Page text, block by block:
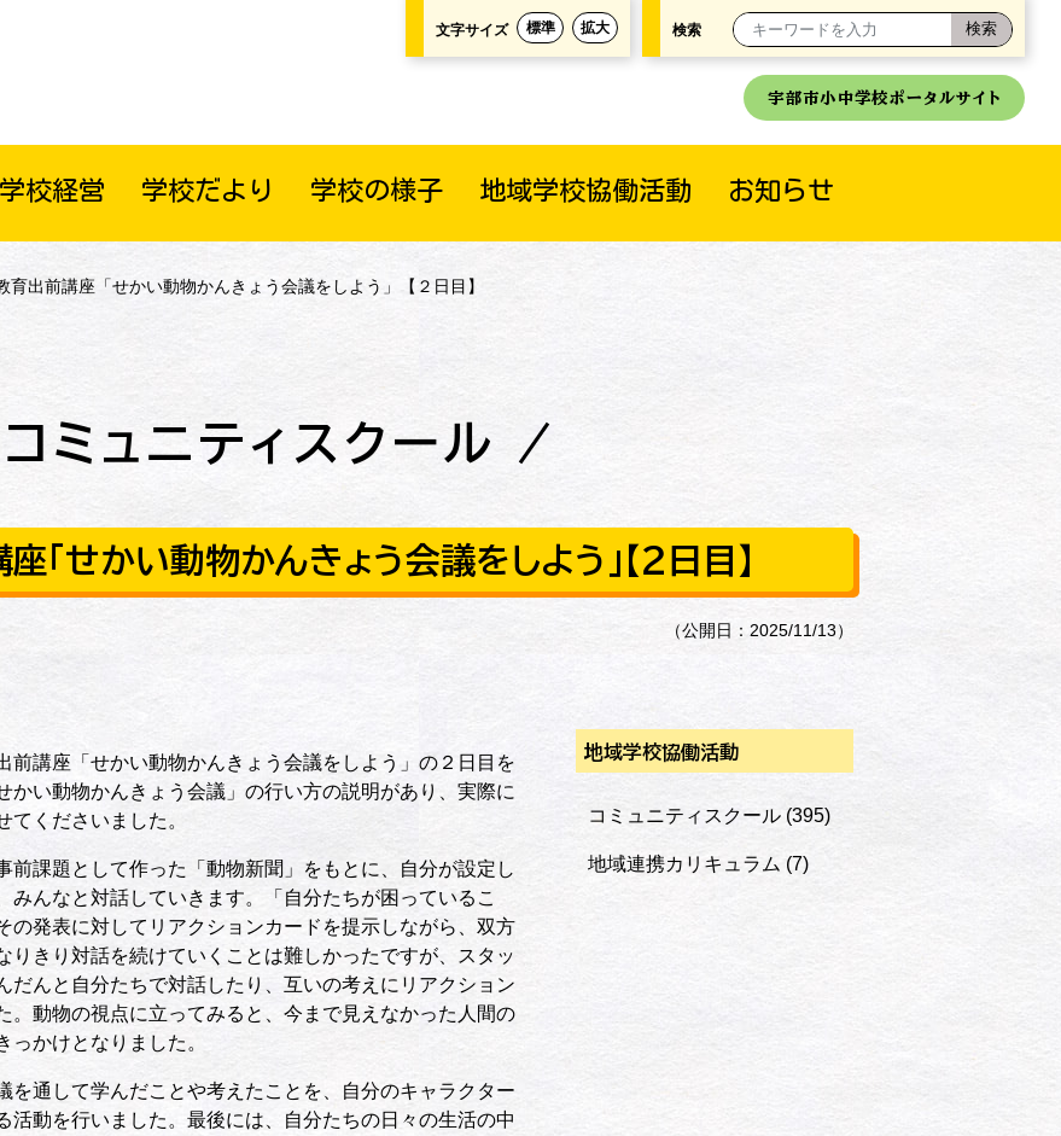
文字サイズ 標準 拡大 検索
宇部市小中学校ポータルサイト
学校経営 学校だより 学校の様子 地域学校協働活動 お知らせ
出前講座「せかい動物かんきょう会議をしよう」【２日目】
コミュニティスクール
「せかい動物かんきょう会議をしよう」【２日目】
（公開日：2025/11/13）
講座「せかい動物かんきょう会議をしよう」の２日目を
かい動物かんきょう会議」の行い方の説明があり、実際に
くださいました。
課題として作った「動物新聞」をもとに、自分が設定し
んなと対話していきます。「自分たちが困っているこ
の発表に対してリアクションカードを提示しながら、双方
りきり対話を続けていくことは難しかったですが、スタッ
だんと自分たちで対話したり、互いの考えにリアクション
。動物の視点に立ってみると、今まで見えなかった人間の
かけとなりました。
通して学んだことや考えたことを、自分のキャラクター
活動を行いました。最後には、自分たちの日々の生活の中
地域学校協働活動
コミュニティスクール (395)
地域連携カリキュラム (7)